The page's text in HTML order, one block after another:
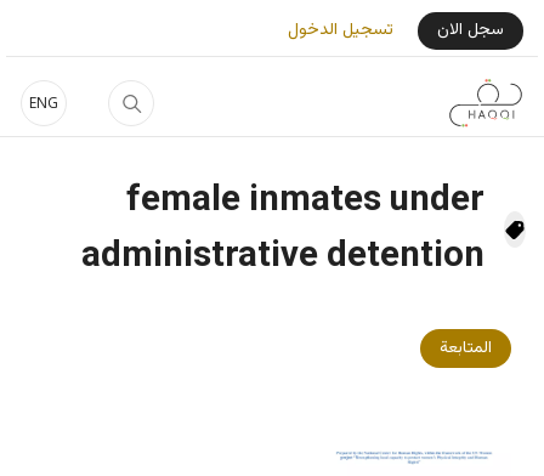
تجاوز إلى المحتوى الرئيسي
ENG
User Login Menu
سجل الان تسجيل الدخول
female inmates under
administrative detention
المتابعة